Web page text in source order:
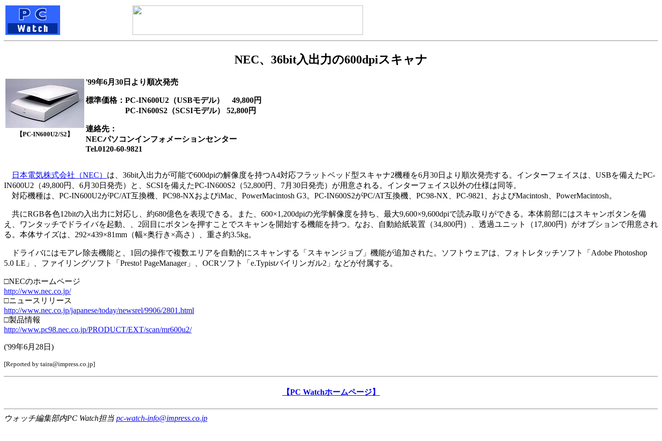
NEC、36bit入出力の600dpiスキャナ
【PC-IN600U2/S2】
'99年6月30日より順次発売
標準価格：PC-IN600U2（USBモデル） 49,800円
PC-IN600S2（SCSIモデル） 52,800円
連絡先：
NECパソコンインフォメーションセンター
Tel.0120-60-9821
日本電気株式会社（NEC） は、36bit入出力が可能で600dpiの解像度を持つA4対応フラットベッド型スキャナ2機種を6月30日より順次発売する。インターフェイスは、USBを備えたPC-
IN600U2（49,800円、6月30日発売）と、SCSIを備えたPC-IN600S2（52,800円、7月30日発売）が用意される。インターフェイス以外の仕様は同等。
対応機種は、PC-IN600U2がPC/AT互換機、PC98-NXおよびiMac、PowerMacintosh G3。PC-IN600S2がPC/AT互換機、PC98-NX、PC-9821、およびMacintosh、PowerMacintosh。
共にRGB各色12bitの入出力に対応し、約680億色を表現できる。また、600×1,200dpiの光学解像度を持ち、最大9,600×9,600dpiで読み取りができる。本体前部にはスキャンボタンを備
え、ワンタッチでドライバを起動、、2回目にボタンを押すことでスキャンを開始する機能を持つ。なお、自動給紙装置（34,800円）、透過ユニット（17,800円）がオプションで用意され
る。本体サイズは、292×439×81mm（幅×奥行き×高さ）、重さ約3.5kg。
ドライバにはモアレ除去機能と、1回の操作で複数エリアを自動的にスキャンする「スキャンジョブ」機能が追加された。ソフトウェアは、フォトレタッチソフト「Adobe Photoshop
5.0 LE」、ファイリングソフト「Presto! PageManager」、OCRソフト「e.Typistバイリンガル2」などが付属する。
□NECのホームページ
http://www.nec.co.jp/
□ニュースリリース
http://www.nec.co.jp/japanese/today/newsrel/9906/2801.html
□製品情報
http://www.pc98.nec.co.jp/PRODUCT/EXT/scan/mr600u2/
('99年6月28日)
[Reported by taira@impress.co.jp]
【PC Watchホームページ】
ウォッチ編集部内PC Watch担当 pc-watch-info@impress.co.jp